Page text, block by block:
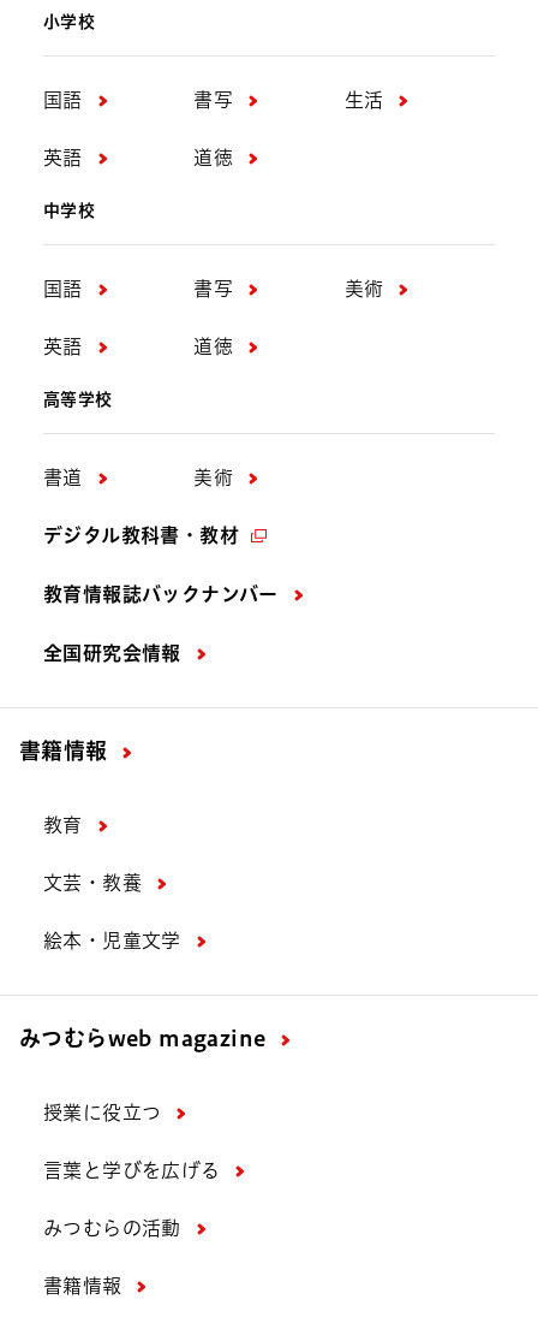
小学校
国語 書写 生活
英語 道徳
中学校
国語 書写 美術
英語 道徳
高等学校
書道 美術
デジタル教科書・教材
教育情報誌バックナンバー
全国研究会情報
書籍情報
教育
文芸・教養
絵本・児童文学
みつむらweb magazine
授業に役立つ
言葉と学びを広げる
みつむらの活動
書籍情報